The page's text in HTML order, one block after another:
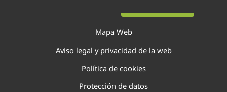
Mapa Web
Aviso legal y privacidad de la web
Política de cookies
Protección de datos